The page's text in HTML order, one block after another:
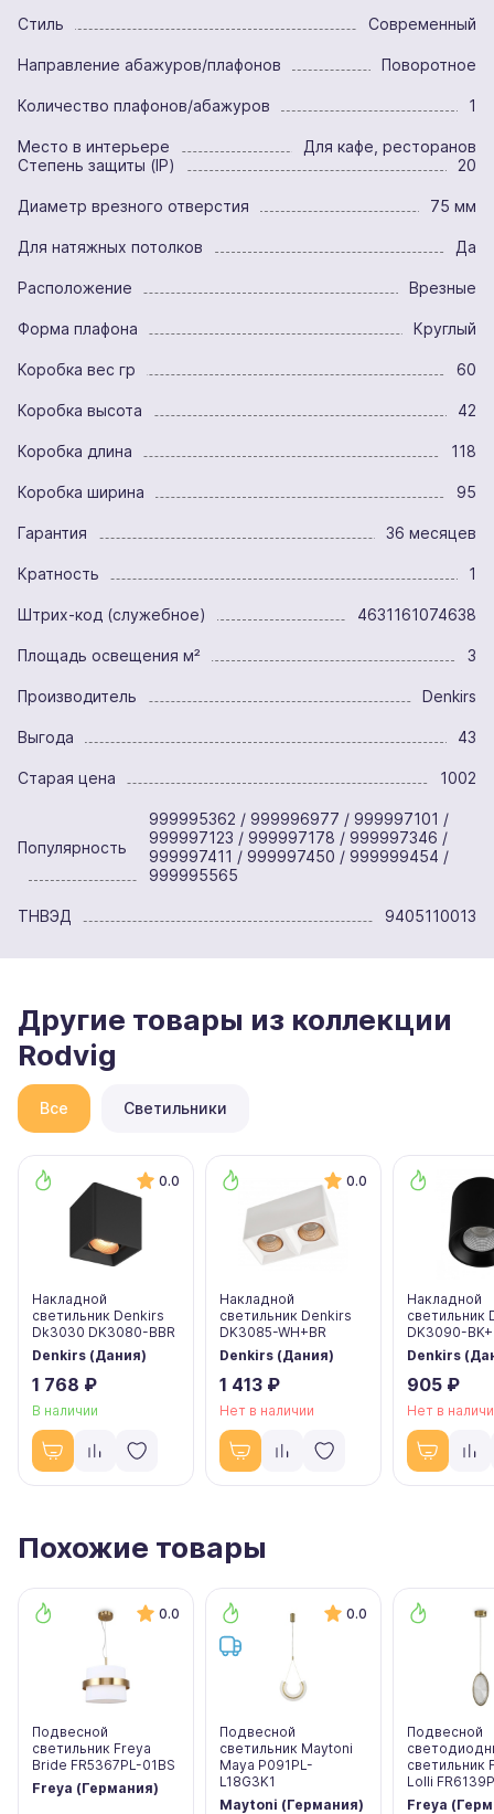
Стиль Современный
Направление абажуров/плафонов Поворотное
Количество плафонов/абажуров 1
Место в интерьере
Для кафе, ресторанов
Степень защиты (IP)
20
Диаметр врезного отверстия 75 мм
Для натяжных потолков Да
Расположение Врезные
Форма плафона Круглый
Коробка вес гр 60
Коробка высота 42
Коробка длина 118
Коробка ширина 95
Гарантия 36 месяцев
Кратность 1
Штрих-код (служебное) 4631161074638
Площадь освещения м² 3
Производитель Denkirs
Выгода 43
Старая цена 1002
Популярность
999995362 / 999996977 / 999997101 /
999997123 / 999997178 / 999997346 /
999997411 / 999997450 / 999999454 /
999995565
ТНВЭД 9405110013
Другие товары из коллекции
Rodvig
Все Светильники
0.0
Накладной
светильник Denkirs
Dk3030 DK3080-BBR
Denkirs (Дания)
1 768 ₽
В наличии
0.0
Накладной
светильник Denkirs
DK3085-WH+BR
Denkirs (Дания)
1 413 ₽
Нет в наличии
Накладной
светильник
DK3090-
Denkirs
905 ₽
Нет в
Похожие товары
0.0
Подвесной
светильник Freya
Bride FR5367PL-01BS
Freya (Германия)
0.0
Подвесной
светильник Maytoni
Maya P091PL-
L18G3K1
Maytoni (Германия)
Подвесной
светильник
Lolli
Freya